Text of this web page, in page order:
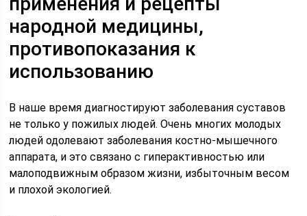
народной медицины,
противопоказания к
использованию
В наше время диагностируют заболевания суставов
не только у пожилых людей. Очень многих молодых
людей одолевают заболевания костно-мышечного
аппарата, и это связано с гиперактивностью или
малоподвижным образом жизни, избыточным весом
и плохой экологией.